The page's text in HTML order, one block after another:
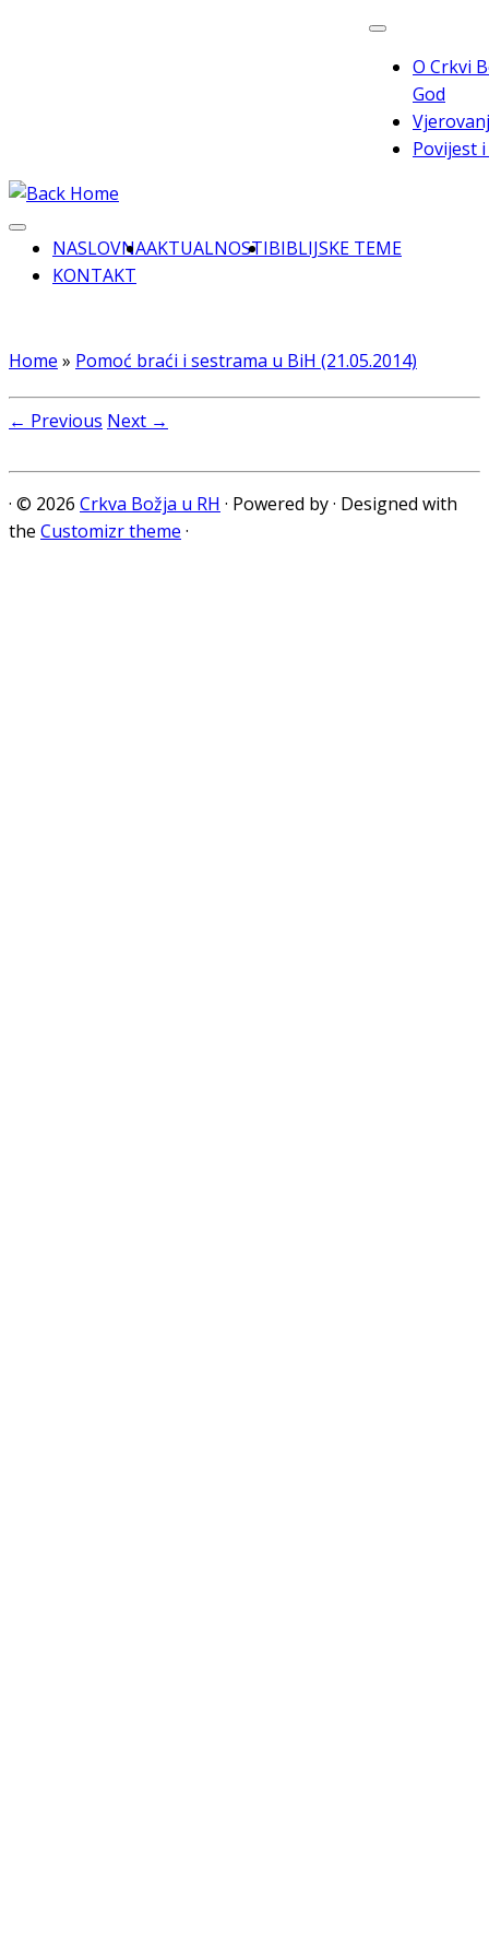
O Crkvi
God
Povijest
NASLOVNAAKTUALNOSTIBIBLIJSKE TEME
KONTAKT
Home » Pomoć braći i sestrama u BiH (21.05.2014)
← Previous Next →
· © 2026 Crkva Božja u RH · Powered by· Designed with
the Customizr theme ·